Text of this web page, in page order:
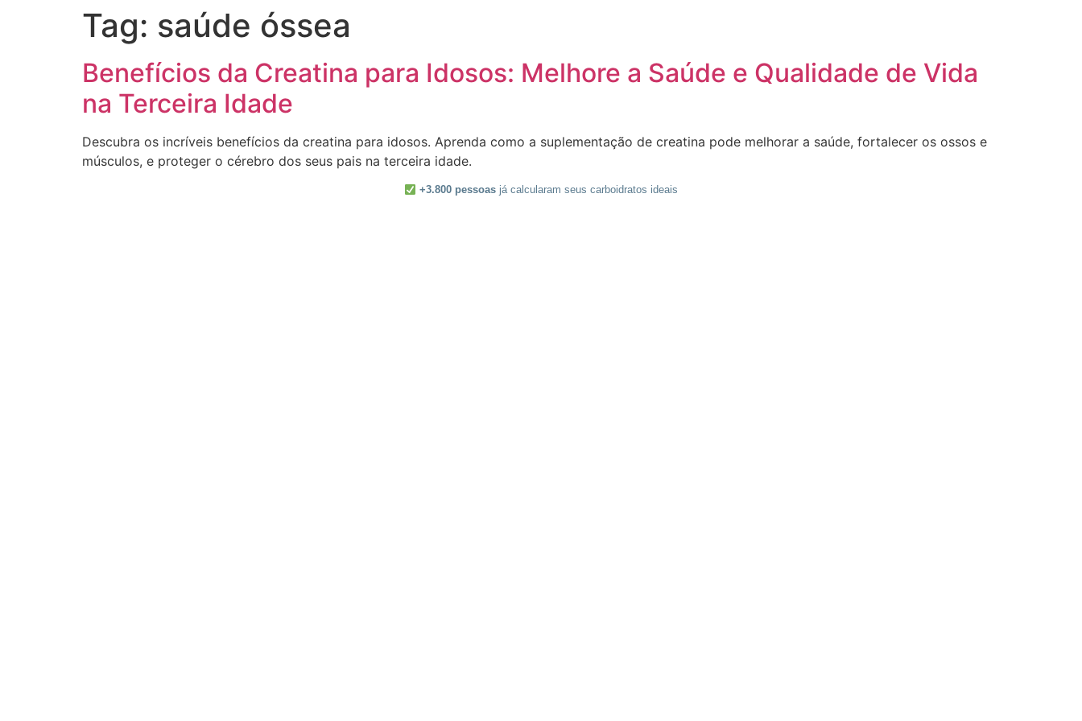
Tag: saúde óssea
Benefícios da Creatina para Idosos: Melhore a Saúde e Qualidade de Vida
na Terceira Idade
Descubra os incríveis benefícios da creatina para idosos. Aprenda como a suplementação de creatina pode melhorar a saúde, fortalecer os ossos e
músculos, e proteger o cérebro dos seus pais na terceira idade.
+3.800 pessoasjá calcularam seus carboidratos ideais